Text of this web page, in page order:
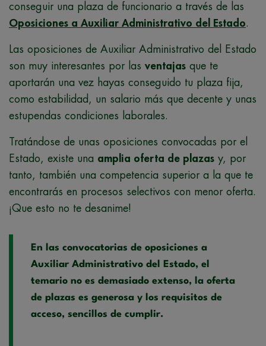
conseguir una plaza de funcionario a través de las
Oposiciones a Auxiliar Administrativo del Estado.
Las oposiciones de Auxiliar Administrativo del Estado
son muy interesantes por las ventajas que te
aportarán una vez hayas conseguido tu plaza fija,
como estabilidad, un salario más que decente y unas
estupendas condiciones laborales.
Tratándose de unas oposiciones convocadas por el
Estado, existe una amplia oferta de plazas y, por
tanto, también una competencia superior a la que te
encontrarás en procesos selectivos con menor oferta.
¡Que esto no te desanime!
En las convocatorias de oposiciones a
Auxiliar Administrativo del Estado, el
temario no es demasiado extenso, la oferta
de plazas es generosa y los requisitos de
acceso, sencillos de cumplir.